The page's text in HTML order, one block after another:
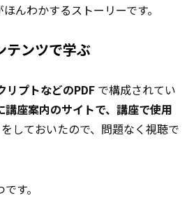
んわかするストーリーです。
テンツで学ぶ
リプトなどのPDF で構成されてい
講座案内のサイトで、講座で使用
をしておいたので、問題なく視聴で
す。